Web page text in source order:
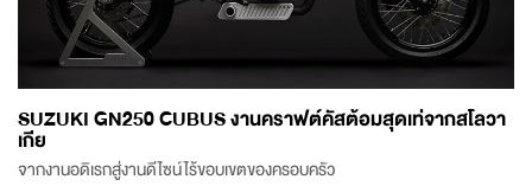
SUZUKI GN250 CUBUS งานคราฟต์คัสต้อมสุดเท่จากสโลวา
เกีย
จากงานอดิเรกสู่งานดีไซน์ไร้ขอบเขตของครอบครัว